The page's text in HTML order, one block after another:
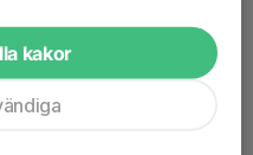
kakor